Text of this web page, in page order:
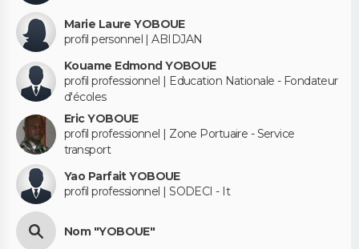
Marie Laure YOBOUE
profil personnel | ABIDJAN
Kouame Edmond YOBOUE
profil professionnel | Education Nationale - Fondateur
d'écoles
Eric YOBOUE
profil professionnel | Zone Portuaire - Service
transport
Yao Parfait YOBOUE
profil professionnel | SODECI - It
Nom "YOBOUE"